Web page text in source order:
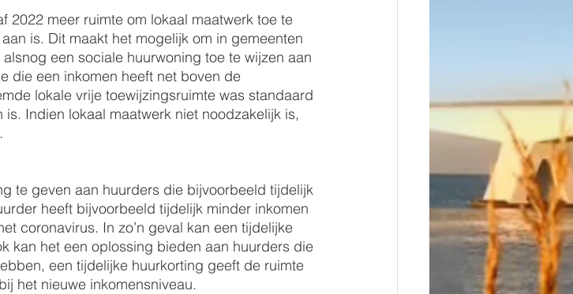
2022 meer ruimte om lokaal maatwerk toe te
is. Dit maakt het mogelijk om in gemeenten
een sociale huurwoning toe te wijzen aan
die een inkomen heeft net boven de
lokale vrije toewijzingsruimte was standaard
Indien lokaal maatwerk niet noodzakelijk is,
te geven aan huurders die bijvoorbeeld tijdelijk
heeft bijvoorbeeld tijdelijk minder inkomen
coronavirus. In zo’n geval kan een tijdelijke
kan het een oplossing bieden aan huurders die
een tijdelijke huurkorting geeft de ruimte
het nieuwe inkomensniveau.